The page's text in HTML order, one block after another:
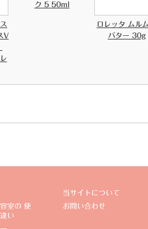
V
ク 5 50ml
ロレッタ ムル
バター 30g
室の 使
い
当サイトについて
お問い合わせ